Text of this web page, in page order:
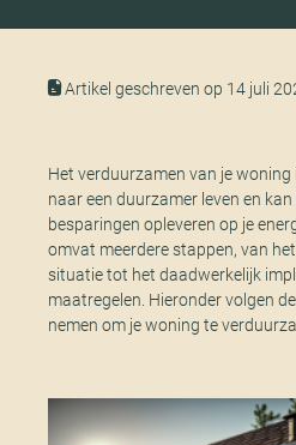
Artikel geschreven op 14 juli
Het verduurzamen van je woning
naar een duurzamer leven en
besparingen opleveren op je
omvat meerdere stappen, van
situatie tot het daadwerkelijk
maatregelen. Hieronder volgen
nemen om je woning te